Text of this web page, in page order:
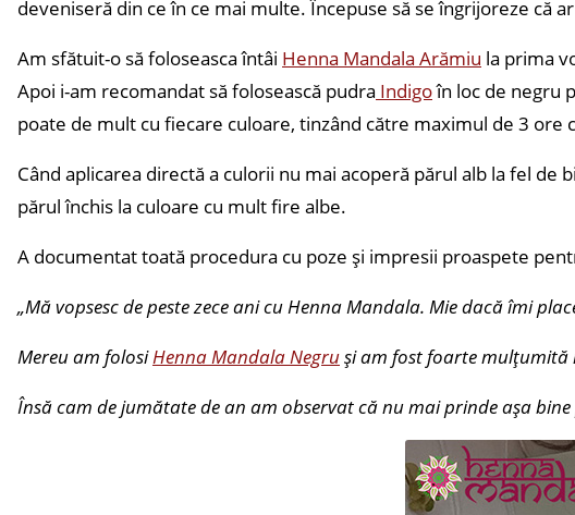
deveniseră din ce în ce mai multe. Începuse să se îngrijoreze că
Am sfătuit-o să foloseasca întâi Henna Mandala Arămiu la prima
Apoi i-am recomandat să folosească pudra Indigoîn loc de negru
poate de mult cu fiecare culoare, tinzând către maximul de 3
Când aplicarea directă a culorii nu mai acoperă părul alb la fel
părul închis la culoare cu mult fire albe.
A documentat toată procedura cu poze și impresii proaspete
„Mă vopsesc de peste zece ani cu Henna Mandala. Mie dacă îmi
Mereu am folosiHenna Mandala Negruși am fost foarte mulțumită
Însă cam de jumătate de an am observat că nu mai prinde așa